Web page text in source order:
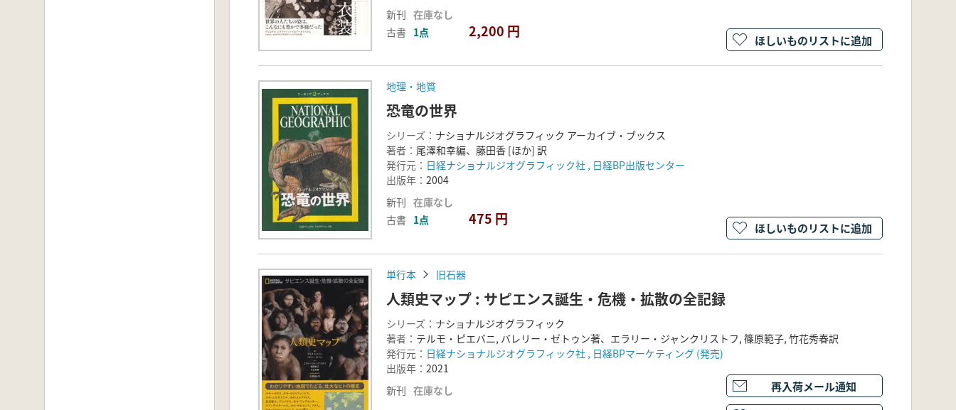
新刊 在庫なし
古書 1点 2,200 円
ほしいものリストに追加
地理・地質
恐竜の世界
シリーズ： ナショナルジオグラフィック アーカイブ・ブックス
著者： 尾澤和幸編、藤田香 [ほか] 訳
発行元： 日経ナショナルジオグラフィック社 , 日経BP出版センター
出版年： 2004
新刊 在庫なし
古書 1点 475 円
ほしいものリストに追加
単行本 旧石器
人類史マップ : サピエンス誕生・危機・拡散の全記録
シリーズ： ナショナルジオグラフィック
著者： テルモ・ピエバニ, バレリー・ゼトゥン著、エラリー・ジャンクリストフ, 篠原範子, 竹花秀春訳
発行元： 日経ナショナルジオグラフィック社 , 日経BPマーケティング (発売)
出版年： 2021
新刊 在庫なし
再入荷メール通知